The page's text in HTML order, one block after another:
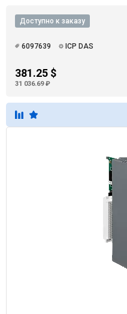
Доступно к заказу
6097639 ICP DAS
381.25 $
31 036.69 ₽